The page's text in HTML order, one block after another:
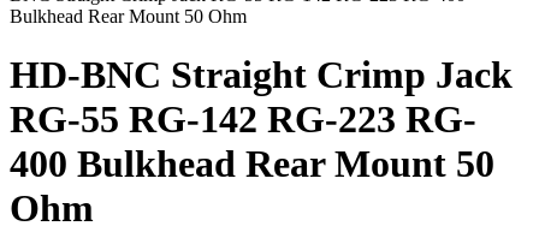
Bulkhead Rear Mount 50 Ohm
HD-BNC Straight Crimp Jack
RG-55 RG-142 RG-223 RG-
400 Bulkhead Rear Mount 50
Ohm